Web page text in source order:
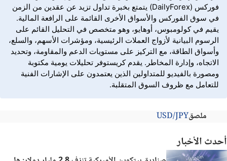
فوركس (DailyForex) يتمتع بخبرة تداول تزيد عن عقدين من الزمن
في سوق الفوركس والأسواق الأخرى القائمة على الرافعة المالية.
يقيم في كولومبوس، أوهايو، وهو متخصص في التحليل القائم على
الرسوم البيانية لأزواج العملات الرئيسية، ومؤشرات الأسهم، والسلع،
وأسواق الطاقة، مع التركيز على مستويات الدعم والمقاومة، وتحديد
الاتجاه، وإدارة المخاطر. يقدم كريستوفر تحليلات يومية مكتوبة
ومصورة بالفيديو للمتداولين الذين يعتمدون على الإشارات الفنية
للتعامل مع ظروف السوق المتقلبة.
ملصقUSD/JPY
أحدث الأخبار